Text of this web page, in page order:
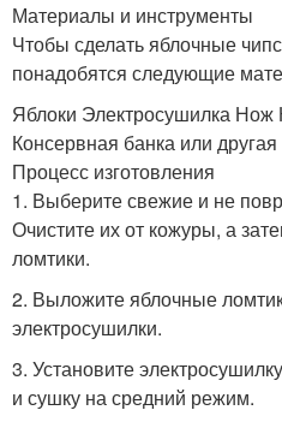
Материалы и инструменты
Чтобы сделать яблочные
понадобятся следующие
Яблоки Электросушилка Нож
Консервная банка или
Процесс изготовления
1. Выберите свежие и не
Очистите их от кожуры, а
ломтики.
2. Выложите яблочные
электросушилки.
3. Установите
и сушку на средний режим.